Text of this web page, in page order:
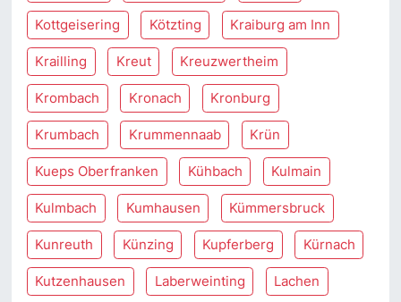
Kottgeisering Kötzting Kraiburg am Inn
Krailling Kreut Kreuzwertheim
Krombach Kronach Kronburg
Krumbach Krummennaab Krün
Kueps Oberfranken Kühbach Kulmain
Kulmbach Kumhausen Kümmersbruck
Kunreuth Künzing Kupferberg Kürnach
Kutzenhausen Laberweinting Lachen